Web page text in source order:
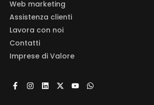
Web marketing
Assistenza clienti
Lavora con noi
Contatti
Imprese di Valore